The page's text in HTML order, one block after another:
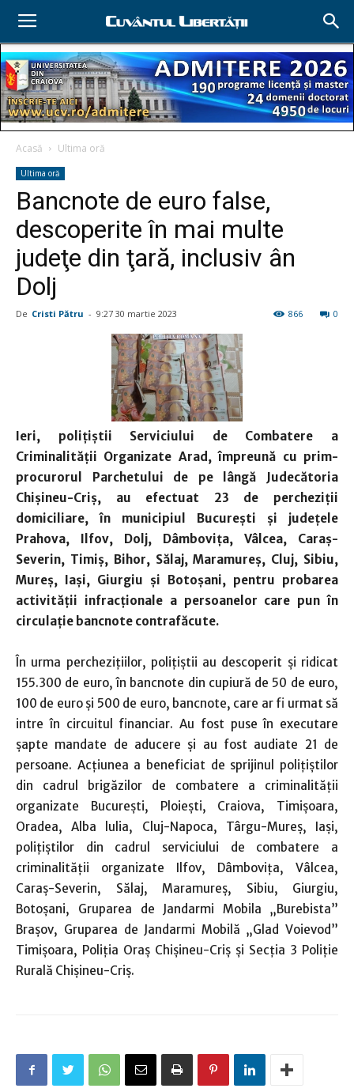
Acasă Ultima oră
Ultima oră
Bancnote de euro false,
descoperite în mai multe
judeţe din ţară, inclusiv ân
Dolj
De Cristi Pătru - 9:27 30 martie 2023 0
866
Ieri, polițiștii Serviciului de Combatere a
Criminalității Organizate Arad, împreună cu prim-
procurorul Parchetului de pe lângă Judecătoria
Chișineu-Criș, au efectuat 23 de percheziții
domiciliare, în municipiul București și județele
Prahova, Ilfov, Dolj, Dâmbovița, Vâlcea, Caraș-
Severin, Timiș, Bihor, Sălaj, Maramureș, Cluj, Sibiu,
Mureș, Iași, Giurgiu și Botoșani, pentru probarea
activității infracționale a persoanelor care pun în
circulație bancnote contrafăcute.
În urma perchezițiilor, polițiștii au descoperit și ridicat
155.300 de euro, în bancnote din cupiură de 50 de euro,
100 de euro și 500 de euro, bancnote, care ar fi urmat să
intre în circuitul financiar. Au fost puse în executare
şapte mandate de aducere și au fost audiate 21 de
persoane. Acțiunea a beneficiat de sprijinul polițiștilor
din cadrul brigăzilor de combatere a criminalității
organizate București, Ploiești, Craiova, Timișoara,
Oradea, Alba lulia, Cluj-Napoca, Târgu-Mureș, Iași,
polițiștilor din cadrul serviciului de combatere a
criminalității organizate Ilfov, Dâmbovița, Vâlcea,
Caraș-Severin, Sălaj, Maramureș, Sibiu, Giurgiu,
Botoșani, Gruparea de Jandarmi Mobila „Burebista”
Brașov, Gruparea de Jandarmi Mobilă „Glad Voievod”
Timișoara, Poliția Oraș Chișineu-Criș și Secția 3 Poliție
Rurală Chișineu-Criș.